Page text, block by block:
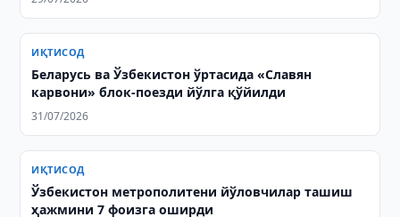
ИҚТИСОД
Беларусь ва Ўзбекистон ўртасида «Славян
карвони» блок-поезди йўлга қўйилди
31/07/2026
ИҚТИСОД
Ўзбекистон метрополитени йўловчилар ташиш
ҳажмини 7 фоизга оширди